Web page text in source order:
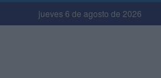
jueves 6 de agosto de 2026